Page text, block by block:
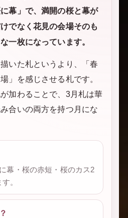
幕」で、満開の桜と幕が
でなく花見の会場そのも
一枚になっています。
いた札というより、「春
」を感じさせる札です。
加わることで、3月札は華
合いの両方を持つ月にな
幕・桜の赤短・桜のカス2
。